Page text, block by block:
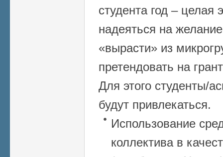
студента год – целая
надеяться на
«вырасти» из
претендовать на
Для этого студенты/
будут привлекаться.
Использование
коллектива в